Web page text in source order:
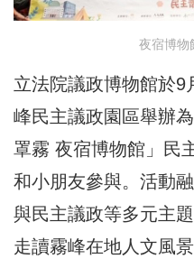
夜宿博物
立法院議政博物館於9
峰民主議政園區舉辦
罩霧 夜宿博物館」民
和小朋友參與。活動
與民主議政等多元主
走讀霧峰在地人文風